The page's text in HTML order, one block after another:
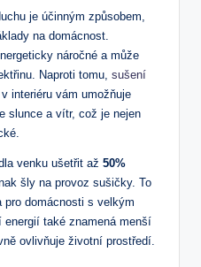
je účinným způsobem,
na domácnost.
náročné a může
Naproti tomu, sušení
v interiéru vám umožňuje
slunce a vítr, což je nejen
venku ušetřit až 50%
šly na provoz sušičky. To
domácnosti s velkým
energií také znamená menší
ovlivňuje životní prostředí.